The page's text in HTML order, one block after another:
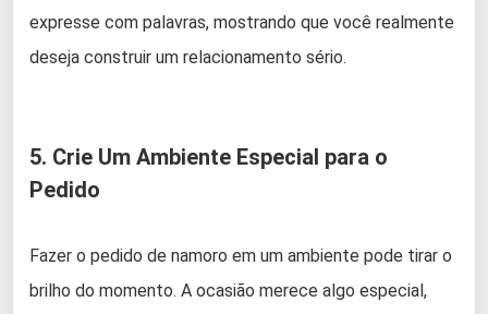
expresse com palavras, mostrando que você realmente
deseja construir um relacionamento sério.
5. Crie Um Ambiente Especial para o
Pedido
Fazer o pedido de namoro em um ambiente pode tirar o
brilho do momento. A ocasião merece algo especial,